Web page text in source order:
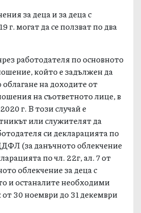
за деца и за деца с
г. могат да се ползват по два
работодателя по основното
който е задължен да
на доходите от
на съответното лице, в
г. В този случай е
или служителят да
си декларацията по
(за данъчното облекчение
по чл. 22г, ал. 7 от
облекчение за деца с
и останалите необходими
30 ноември до 31 декември